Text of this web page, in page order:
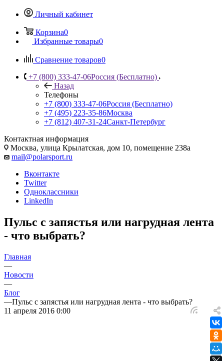
Личный кабинет
Корзина0
Избранные товары0
Сравнение товаров0
+7 (800) 333-47-06Россия (Бесплатно)
Назад
Телефоны
+7 (800) 333-47-06Россия (Бесплатно)
+7 (495) 223-35-86Москва
+7 (812) 407-31-24Санкт-Петербург
Контактная информация
Москва, улица Крылатская, дом 10, помещение 238а
mail@polarsport.ru
Вконтакте
Twitter
Одноклассники
LinkedIn
Пульс с запястья или нагрудная лента
- что выбрать?
Главная
—
Новости
—
Блог
—Пульс с запястья или нагрудная лента - что выбрать?
11 апреля 2016 0:00